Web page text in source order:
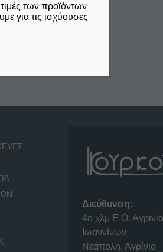
Διεύθυνση:
4o χλμ Ε.Ο.
Ιωαννίνων
Νεάπολη, Αγρίνιο
των προϊόντων
για τις ισχύουσες